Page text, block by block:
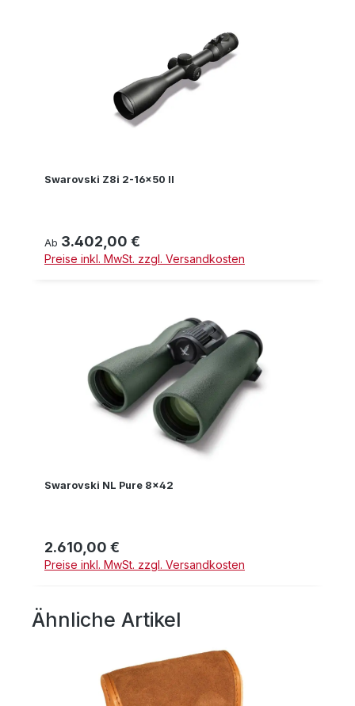
Swarovski Z8i 2-16x50 II
Regulärer Preis:
Ab 3.402,00 €
Preise inkl. MwSt. zzgl. Versandkosten
Swarovski NL Pure 8x42
Regulärer Preis:
2.610,00 €
Preise inkl. MwSt. zzgl. Versandkosten
Produktgalerie überspringen
Ähnliche Artikel